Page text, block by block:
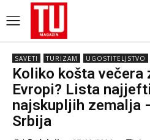
SAVETI TURIZAM UGOSTITELJSTVO
Koliko košta večera
Evropi? Lista
najskupljih zemalja
Srbija